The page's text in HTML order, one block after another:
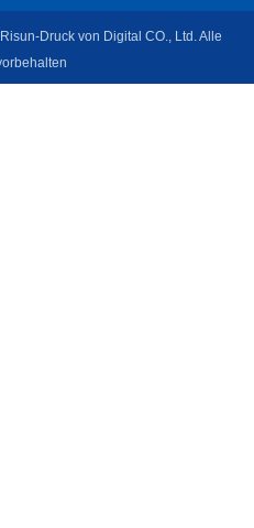
Druck von Digital CO., Ltd. Alle